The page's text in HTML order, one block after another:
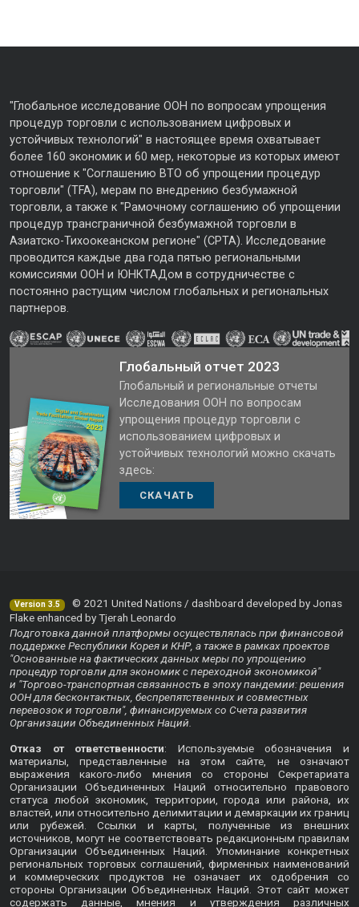
"Глобальное исследование ООН по вопросам упрощения
процедур торговли с использованием цифровых и
устойчивых технологий" в настоящее время охватывает
более 160 экономик и 60 мер, некоторые из которых имеют
отношение к "Соглашению ВТО об упрощении процедур
торговли" (TFA), мерам по внедрению безбумажной
торговли, а также к "Рамочному соглашению об упрощении
процедур трансграничной безбумажной торговли в
Азиатско-Тихоокеанском регионе" (CPTA). Исследование
проводится каждые два года пятью региональными
комиссиями ООН и ЮНКТАДом в сотрудничестве с
постоянно растущим числом глобальных и региональных
партнеров.
Глобальный отчет 2023
Глобальный и региональные отчеты
Исследования ООН по вопросам
упрощения процедур торговли с
использованием цифровых и
устойчивых технологий можно скачать
здесь:
СКАЧАТЬ
Version 3.5
© 2021 United Nations / dashboard developed by Jonas
Flake enhanced by Tjerah Leonardo
Подготовка данной платформы осуществлялась при финансовой
поддержке Республики Корея и КНР, а также в рамках проектов
"Основанные на фактических данных меры по упрощению
процедур торговли для экономик с переходной экономикой"
и "Торгово-транспортная связанность в эпоху пандемии: решения
ООН для бесконтактных, беспрепятственных и совместных
перевозок и торговли", финансируемых со Счета развития
Организации Объединенных Наций.
Отказ от ответственности: Используемые обозначения и
материалы, представленные на этом сайте, не означают
выражения какого-либо мнения со стороны Секретариата
Организации Объединенных Наций относительно правового
статуса любой экономик, территории, города или района, их
властей, или относительно делимитации и демаркации их границ
или рубежей. Ссылки и карты, полученные из внешних
источников, могут не соответствовать редакционным правилам
Организации Объединенных Наций. Упоминание конкретных
региональных торговых соглашений, фирменных наименований
и коммерческих продуктов не означает их одобрения со
стороны Организации Объединенных Наций. Этот сайт может
содержать данные, мнения и утверждения различных